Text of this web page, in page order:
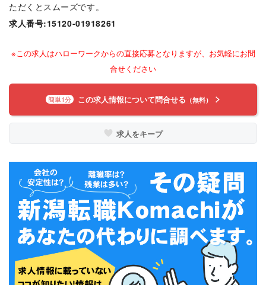
ただくとスムーズです。
求人番号:15120-01918261
※この求人はハローワークからの直接応募となりますが、お気軽にお問
合せください
簡単1分 この求人情報について問合せる （無料）
求人をキープ